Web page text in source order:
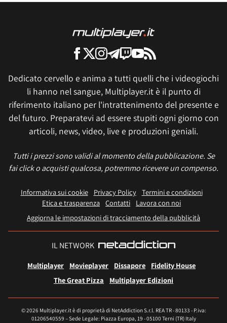
Dedicato cervello e anima a tutti quelli che i videogiochi
li hanno nel sangue, Multiplayer.it è il punto di
riferimento italiano per l'intrattenimento del presente e
del futuro. Preparatevi ad essere stupiti ogni giorno con
articoli, news, video, live e produzioni geniali.
Tutti i prezzi sono validi al momento della pubblicazione. Se
fai click o acquisti qualcosa, potremmo ricevere un compenso.
Informativa sui cookie Privacy Policy
Termini e condizioni
Etica e trasparenza Contatti
Lavora con noi
Aggiorna le impostazioni di tracciamento della pubblicità
IL NETWORK
Multiplayer Movieplayer Dissapore
Fidelity House
The Great Pizza
Multiplayer Edizioni
© 2026 Multiplayer.it è di proprietà di NetAddiction S.r.l. REA TR - 80133 - P.iva:
01206540559 – Sede Legale: Piazza Europa, 19 - 05100 Terni (TR) Italy